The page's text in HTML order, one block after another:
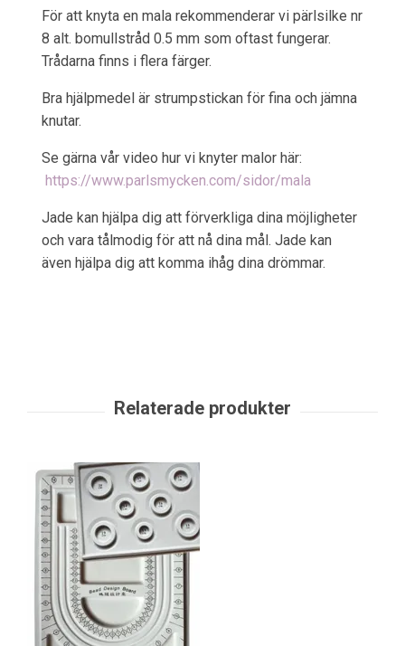
För att knyta en mala rekommenderar vi pärlsilke nr
8 alt. bomullstråd 0.5 mm som oftast fungerar.
Trådarna finns i flera färger.
Bra hjälpmedel är strumpstickan för fina och jämna
knutar.
Se gärna vår video hur vi knyter malor här:
https://www.parlsmycken.com/sidor/mala
Jade kan hjälpa dig att förverkliga dina möjligheter
och vara tålmodig för att nå dina mål. Jade kan
även hjälpa dig att komma ihåg dina drömmar.